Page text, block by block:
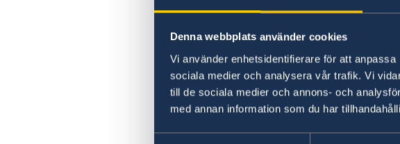
Denna webbplats använder cookies
Vi använder enhetsidentifierare för att
sociala medier och analysera vår trafik. Vi
till de sociala medier och annons- och
med annan information som du har